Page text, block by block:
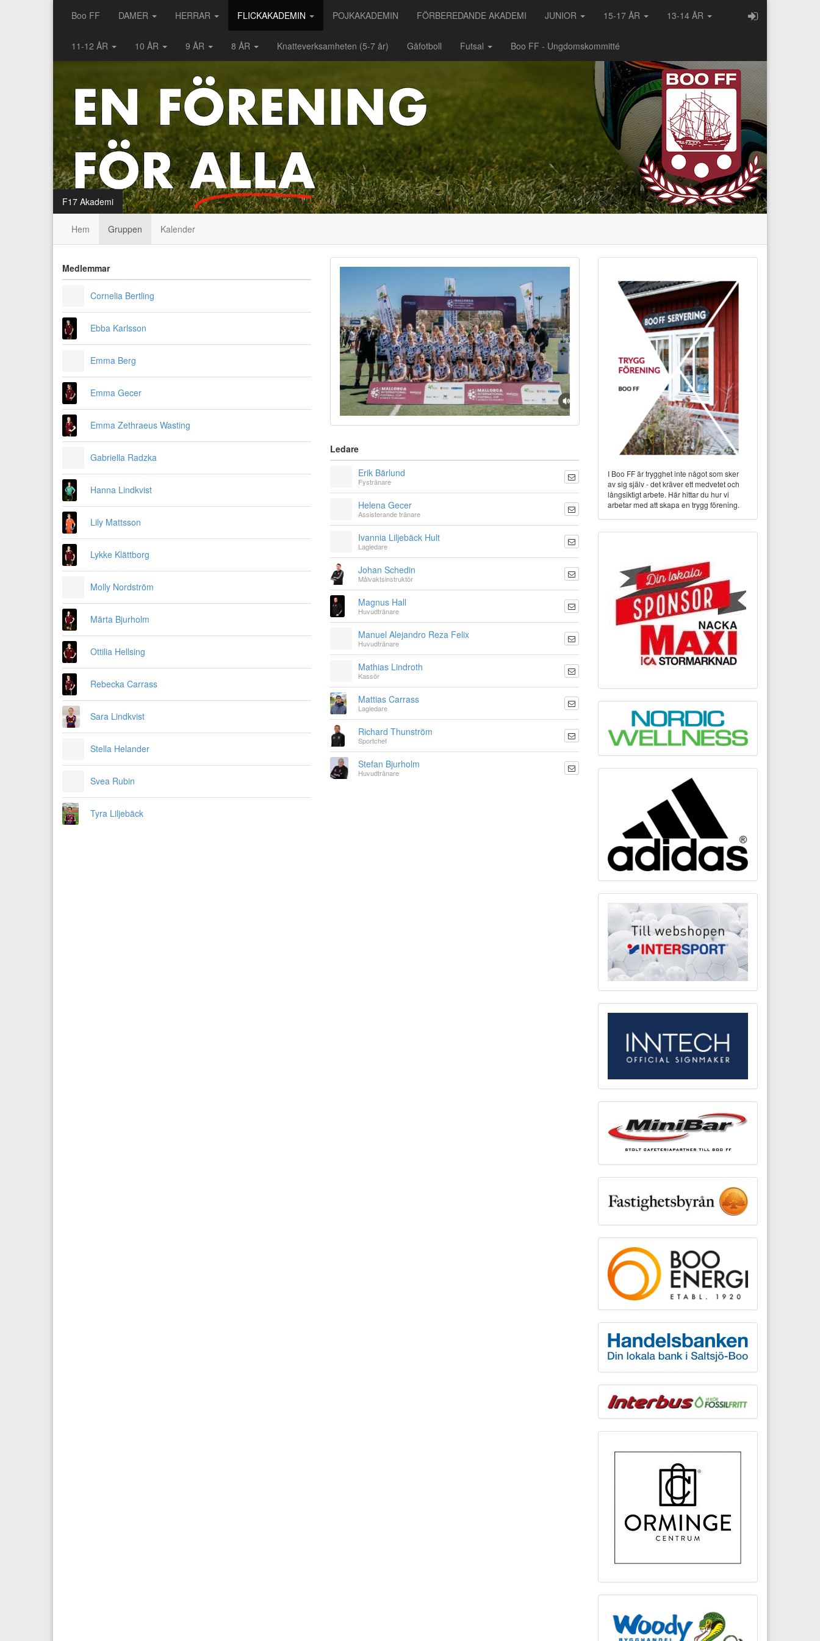
Boo FF DAMER HERRAR FLICKAKADEMIN POJKAKADEMIN FÖRBEREDANDE AKADEMI JUNIOR 15-17 ÅR 13-14 ÅR
11-12 ÅR 10 ÅR 9 ÅR 8 ÅR Knatteverksamheten (5-7 år) Gåfotboll Futsal Boo FF - Ungdomskommitté
F17 Akademi
Hem Gruppen Kalender
Medlemmar
Cornelia Bertling
Ebba Karlsson
Emma Berg
Emma Gecer
Emma Zethraeus Wasting
Gabriella Radzka
Hanna Lindkvist
Lily Mattsson
Lykke Klättborg
Molly Nordström
Märta Bjurholm
Ottilia Hellsing
Rebecka Carrass
Sara Lindkvist
Stella Helander
Svea Rubin
Tyra Liljebäck
Ledare
Erik Bärlund
Fystränare
Helena Gecer
Assisterande tränare
Ivannia Liljebäck Hult
Lagledare
Johan Schedin
Målvaktsinstruktör
Magnus Hall
Huvudtränare
Manuel Alejandro Reza Felix
Huvudtränare
Mathias Lindroth
Kassör
Mattias Carrass
Lagledare
Richard Thunström
Sportchef
Stefan Bjurholm
Huvudtränare
I Boo FF är trygghet inte något som sker
av sig själv - det kräver ett medvetet och
långsiktigt arbete. Här hittar du hur vi
arbetar med att skapa en trygg förening.